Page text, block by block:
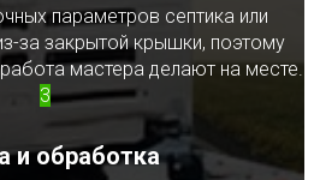
параметров септика или
за закрытой крышки, поэтому
мастера делают на месте.
3
и обработка